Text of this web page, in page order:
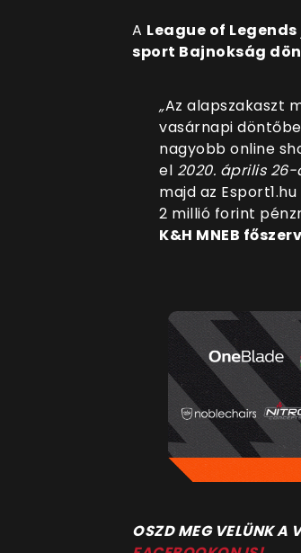
A League of Legends
sport Bajnokság
„Az alapszakaszt
vasárnapi
nagyobb online
el 2020. április
majd az
2 millió forint
K&H MNEB
OSZD MEG VELÜNK A